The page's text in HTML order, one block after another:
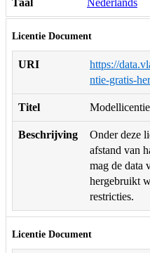
Licentie Document
URI
https://
ntie-gratis-
Titel
Beschrijving
Onder deze
afstand van
mag de data
hergebruikt
restricties.
Licentie Document